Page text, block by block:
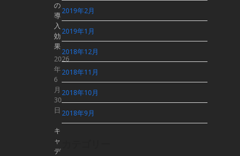
2019年2月
2019年1月
2018年12月
2018年11月
2018年10月
2018年9月
の
導
入
効
果
2026
年
6
月
30
日
キ
ャ
デ